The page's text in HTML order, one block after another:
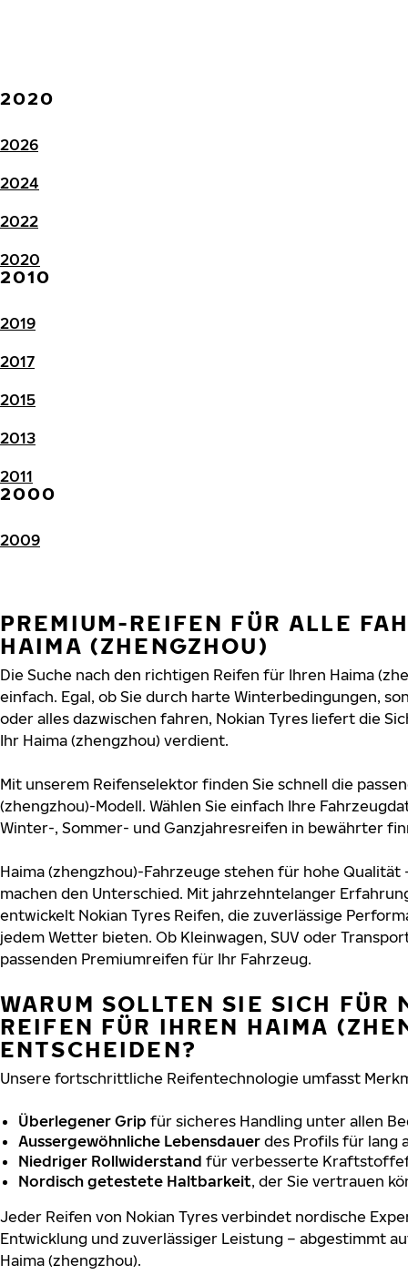
2020
2026
2024
2022
2020
2010
2019
2017
2015
2013
2011
2000
2009
PREMIUM-REIFEN FÜR ALLE
HAIMA (ZHENGZHOU)
Die Suche nach den richtigen Reifen für Ihren Haima
einfach. Egal, ob Sie durch harte Winterbedingungen,
oder alles dazwischen fahren, Nokian Tyres liefert die
Ihr Haima (zhengzhou) verdient.
Mit unserem Reifenselektor finden Sie schnell die
(zhengzhou)-Modell. Wählen Sie einfach Ihre
Winter-, Sommer- und Ganzjahresreifen in bewährter
Haima (zhengzhou)-Fahrzeuge stehen für hohe Qualität
machen den Unterschied. Mit jahrzehntelanger
entwickelt Nokian Tyres Reifen, die zuverlässige
jedem Wetter bieten. Ob Kleinwagen, SUV oder
passenden Premiumreifen für Ihr Fahrzeug.
WARUM SOLLTEN SIE SICH FÜR
REIFEN FÜR IHREN HAIMA
ENTSCHEIDEN?
Unsere fortschrittliche Reifentechnologie umfasst
Überlegener Grip für sicheres Handling unter allen
Aussergewöhnliche Lebensdauer des Profils für lang
Niedriger Rollwiderstand für verbesserte
Nordisch getestete Haltbarkeit, der Sie vertrauen
Jeder Reifen von Nokian Tyres verbindet nordische
Entwicklung und zuverlässiger Leistung – abgestimmt
Haima (zhengzhou).